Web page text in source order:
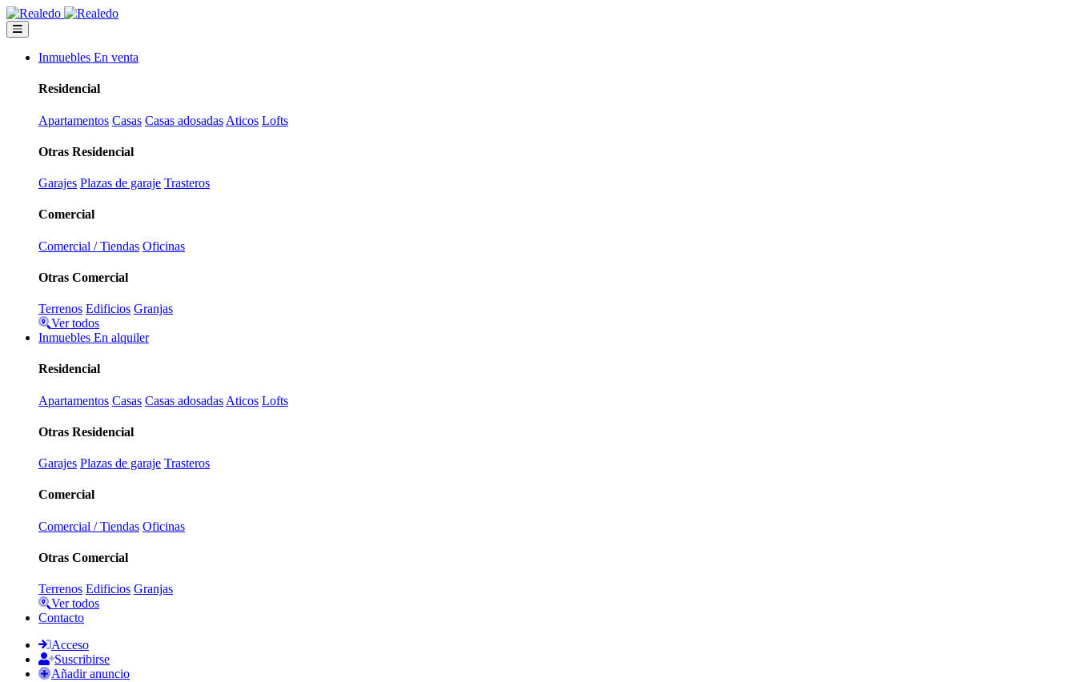
Inmuebles En venta
Residencial
Apartamentos Casas Casas adosadas Aticos Lofts
Otras Residencial
Garajes Plazas de garaje Trasteros
Comercial
Comercial / Tiendas Oficinas
Otras Comercial
Terrenos Edificios Granjas
Ver todos
Inmuebles En alquiler
Residencial
Apartamentos Casas Casas adosadas Aticos Lofts
Otras Residencial
Garajes Plazas de garaje Trasteros
Comercial
Comercial / Tiendas Oficinas
Otras Comercial
Terrenos Edificios Granjas
Ver todos
Contacto
Acceso
Suscribirse
Añadir anuncio